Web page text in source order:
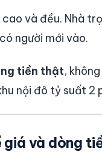
và đều. Nhà
người mới vào.
tiền thật,
nội đô tỷ suất 2
và dòng